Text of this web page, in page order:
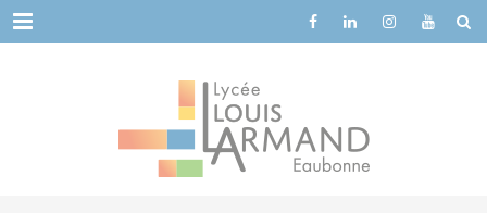
Menu
Cookies management panel